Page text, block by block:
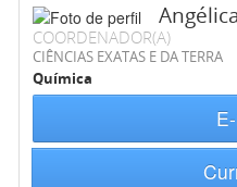
COORDENADOR(A)
CIÊNCIAS EXATAS E DA TERRA
Química